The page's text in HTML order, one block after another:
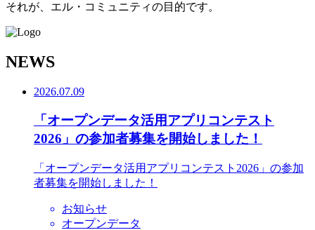
それが、エル・コミュニティの目的です。
NEWS
2026.07.09
「オープンデータ活用アプリコンテスト
2026」の参加者募集を開始しました！
「オープンデータ活用アプリコンテスト2026」の参加
者募集を開始しました！
お知らせ
オープンデータ